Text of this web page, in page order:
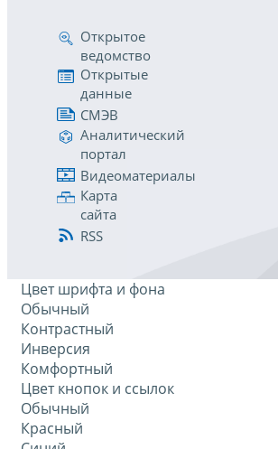
Открытое
ведомство
Открытые
данные
СМЭВ
Аналитический
портал
Видеоматериалы
Карта
сайта
RSS
Цвет шрифта и фона
Обычный
Контрастный
Инверсия
Комфортный
Цвет кнопок и ссылок
Обычный
Красный